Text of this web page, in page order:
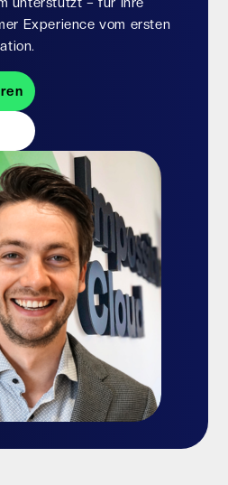
Experience vom ersten